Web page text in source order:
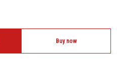
Buy now